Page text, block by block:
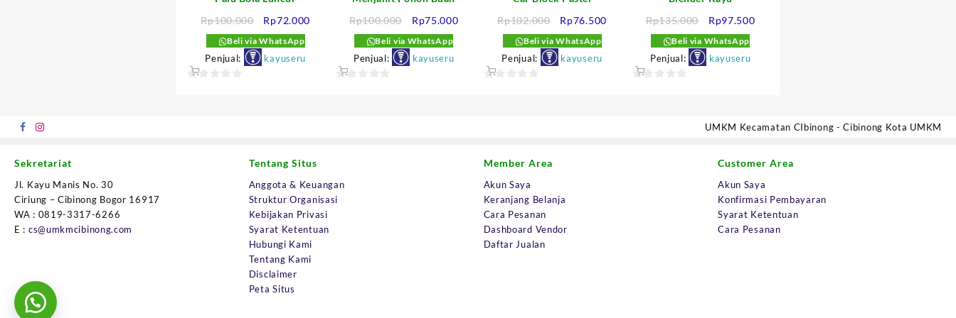
Rp100.000
Harga
aslinya
adalah:
Rp100.000.
Rp72.000
adalah:
Rp72.000.
Beli via WhatsApp
Penjual: kayuseru
Rp100.000
Harga
aslinya
adalah:
Rp100.000.
Rp75.000Harga
adalah:
Rp75.000.
Beli via WhatsApp
Penjual: kayuseru
Rp102.000
Harga
aslinya
adalah:
Rp102.000.
Rp76.500Harga
adalah:
Rp76.500.
Beli via WhatsApp
Penjual: kayuseru
Rp135.000
Harga
aslinya
adalah:
Rp135.000.
Rp97.500Harga
Beli via WhatsApp
Penjual: kayuseru
UMKM Kecamatan CIbinong - Cibinong Kota UMKM
Sekretariat
Jl. Kayu Manis No. 30
Ciriung – Cibinong Bogor 16917
WA : 0819-3317-6266
E : cs@umkmcibinong.com
Tentang Situs
Anggota & Keuangan
Struktur Organisasi
Kebijakan Privasi
Syarat Ketentuan
Hubungi Kami
Tentang Kami
Disclaimer
Peta Situs
Member Area
Akun Saya
Keranjang Belanja
Cara Pesanan
Dashboard Vendor
Daftar Jualan
Customer Area
Akun Saya
Konfirmasi Pembayaran
Syarat Ketentuan
Cara Pesanan